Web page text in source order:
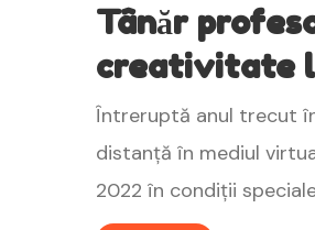
Tânăr
creativitate
Întreruptă anul trecut
distanță în mediul
2022 în condiții